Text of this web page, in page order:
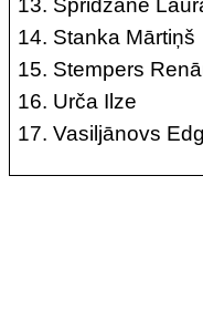
13. Spridzāne
14. Stanka Mārtiņš
15. Stempers
16. Urča Ilze
17. Vasiljānovs